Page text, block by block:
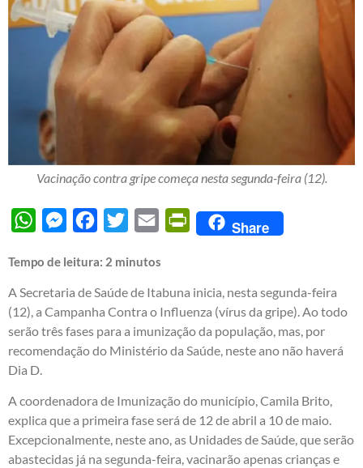
Vacinação contra gripe começa nesta segunda-feira (12).
WhatsAppMessengerFacebook
Twitter Email PrintFriendly
Share
Tempo de leitura: 2 minutos
A Secretaria de Saúde de Itabuna inicia, nesta segunda-feira
(12), a Campanha Contra o Influenza (vírus da gripe). Ao todo
serão três fases para a imunização da população, mas, por
recomendação do Ministério da Saúde, neste ano não haverá
Dia D.
A coordenadora de Imunização do município, Camila Brito,
explica que a primeira fase será de 12 de abril a 10 de maio.
Excepcionalmente, neste ano, as Unidades de Saúde, que serão
abastecidas já na segunda-feira, vacinarão apenas crianças e